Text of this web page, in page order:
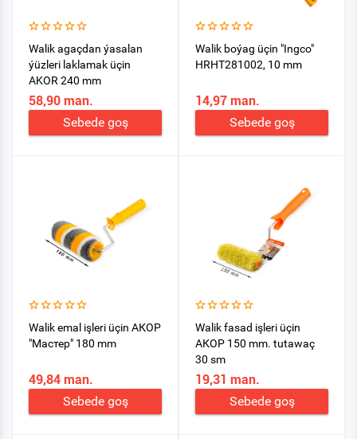
Walik agaçdan ýasalan
ýüzleri laklamak üçin
AKOR 240 mm
58,90 man.
Sebede goş
Walik boýag üçin "Ingco"
HRHT281002, 10 mm
14,97 man.
Sebede goş
Walik emal işleri üçin АКОР
"Мастер" 180 mm
49,84 man.
Sebede goş
Walik fasad işleri üçin
АКОР 150 mm. tutawaç
30 sm
19,31 man.
Sebede goş